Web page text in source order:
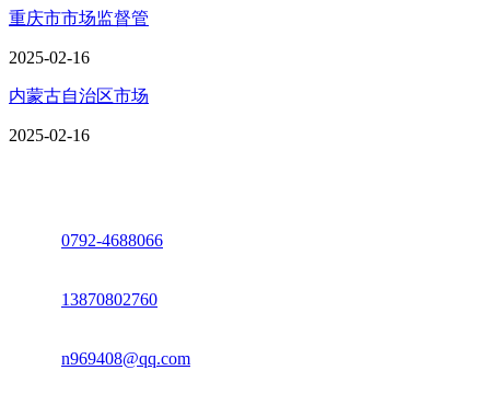
重庆市市场监督管
2025-02-16
内蒙古自治区市场
2025-02-16
0792-4688066
13870802760
n969408@qq.com